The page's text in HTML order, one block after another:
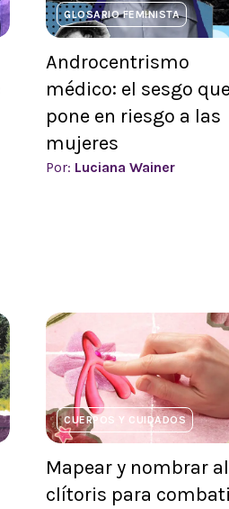
GLOSARIO FEMINISTA
Androcentrismo
médico: el sesgo
pone en riesgo a las
mujeres
Por: Luciana Wainer
CUERPOS Y CUIDADOS
Mapear y nombrar al
clítoris para